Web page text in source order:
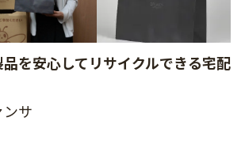
を安心してリサイクルできる宅配
サ